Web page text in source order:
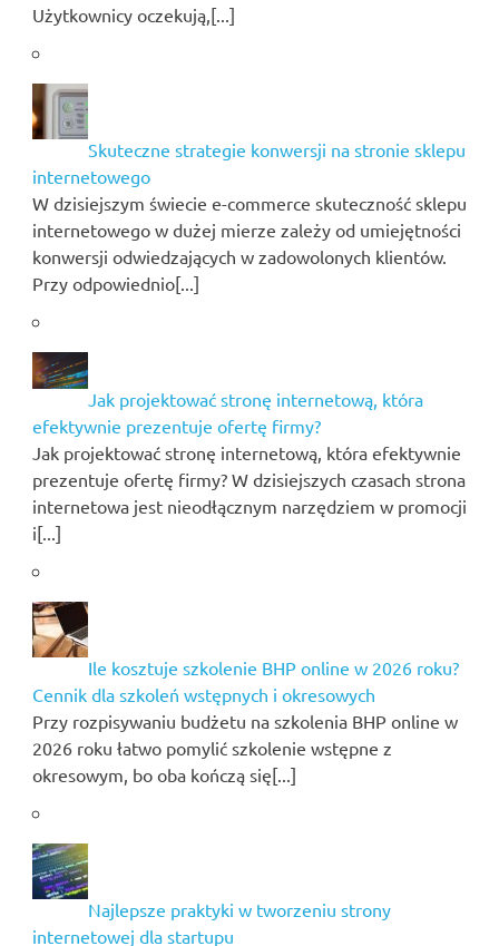
Użytkownicy oczekują,[...]
Skuteczne strategie konwersji na stronie sklepu
internetowego
W dzisiejszym świecie e-commerce skuteczność sklepu
internetowego w dużej mierze zależy od umiejętności
konwersji odwiedzających w zadowolonych klientów.
Przy odpowiednio[...]
Jak projektować stronę internetową, która
efektywnie prezentuje ofertę firmy?
Jak projektować stronę internetową, która efektywnie
prezentuje ofertę firmy? W dzisiejszych czasach strona
internetowa jest nieodłącznym narzędziem w promocji
i[...]
Ile kosztuje szkolenie BHP online w 2026 roku?
Cennik dla szkoleń wstępnych i okresowych
Przy rozpisywaniu budżetu na szkolenia BHP online w
2026 roku łatwo pomylić szkolenie wstępne z
okresowym, bo oba kończą się[...]
Najlepsze praktyki w tworzeniu strony
internetowej dla startupu